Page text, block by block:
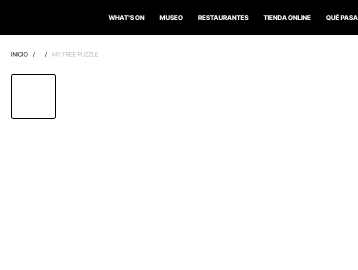
WHAT'S ON MUSEO RESTAURANTES TIENDA ONLINE QUÉ PASA
INICIO / / MY TREE PUZZLE